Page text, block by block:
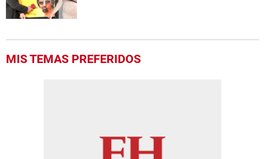
MIS TEMAS PREFERIDOS